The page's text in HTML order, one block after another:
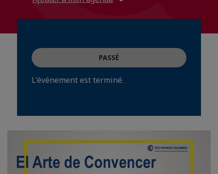
PASSÉ
L'événement est terminé.